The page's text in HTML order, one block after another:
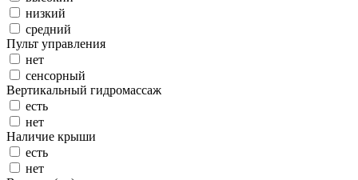
низкий
средний
Пульт управления
нет
сенсорный
Вертикальный гидромассаж
есть
нет
Наличие крыши
есть
нет